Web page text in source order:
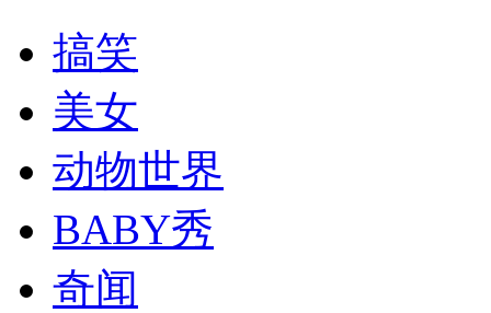
司机酒驾遇交警 急速倒车逃窜
搞笑
美女
动物世界
BABY秀
奇闻